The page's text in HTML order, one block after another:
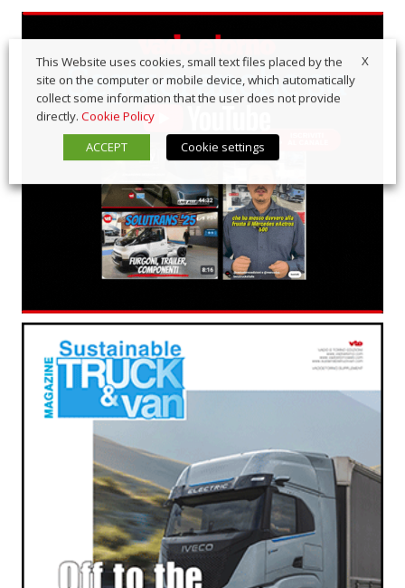
X
This Website uses cookies, small text files placed by the
site on the computer or mobile device, which automatically
collect some information that the user does not provide
directly. Cookie Policy
ACCEPT
Cookie settings